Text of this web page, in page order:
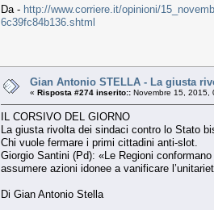
Da - http://www.corriere.it/opinioni/
6c39fc84b136.shtml
Gian Antonio STELLA - La giusta
« Risposta #274 inserito:: Novembre 15, 2015,
IL CORSIVO DEL GIORNO
La giusta rivolta dei sindaci contro lo Stato
Chi vuole fermare i primi cittadini anti-slot.
Giorgio Santini (Pd): «Le Regioni
assumere azioni idonee a vanificare
Di Gian Antonio Stella